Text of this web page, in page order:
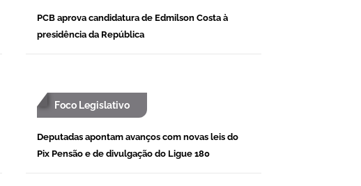
PCB aprova candidatura de Edmilson Costa à
presidência da República
Foco Legislativo
Deputadas apontam avanços com novas leis do
Pix Pensão e de divulgação do Ligue 180